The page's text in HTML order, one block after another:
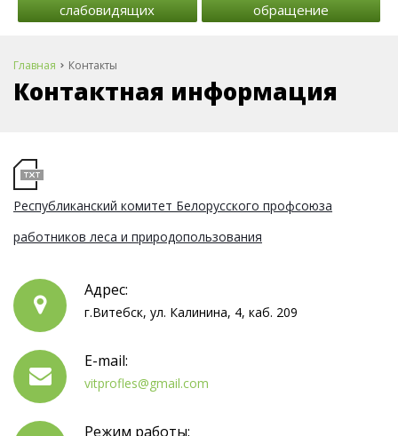
слабовидящих
обращение
Главная Контакты
Контактная информация
Республиканский комитет Белорусского профсоюза
работников леса и природопользования
Адрес:
г.Витебск, ул. Калинина, 4, каб. 209
E-mail:
vitprofles@gmail.com
Режим работы: